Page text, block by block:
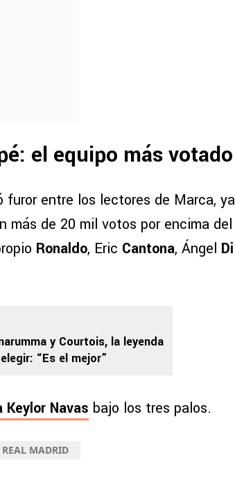
el equipo más votado
entre los lectores de Marca, ya
más de 20 mil votos por encima del
Ronaldo, Eric Cantona, Ángel Di
y Courtois, la leyenda
“Es el mejor”
Navas bajo los tres palos.
REAL MADRID